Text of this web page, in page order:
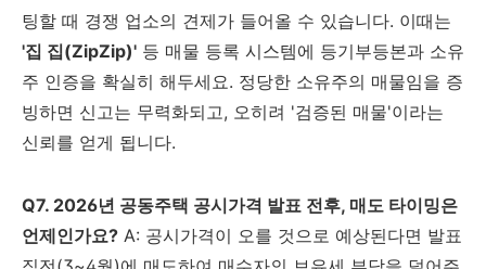
팅할 때 경쟁 업소의 견제가 들어올 수 있습니다. 이때는
'집 집(ZipZip)' 등 매물 등록 시스템에 등기부등본과 소유
주 인증을 확실히 해두세요. 정당한 소유주의 매물임을 증
빙하면 신고는 무력화되고, 오히려 '검증된 매물'이라는
신뢰를 얻게 됩니다.
Q7. 2026년 공동주택 공시가격 발표 전후, 매도 타이밍은
언제인가요? A: 공시가격이 오를 것으로 예상된다면 발표